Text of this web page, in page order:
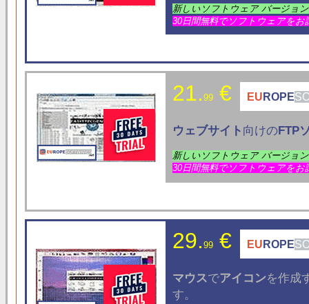
新しいソフトウェア バージョ
30日間無料でソフトウェアをお
21. 99€ EU ROPE
ウェブサイト 向けのFTP
新しいソフトウェア バージョ
30日間無料でソフトウェアをお
29. 99€ EU ROPE
マウスでアイコンを作成
す。